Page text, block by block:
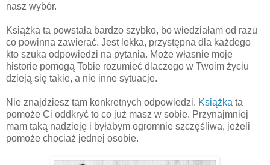
nasz wybór.
Książka ta powstała bardzo szybko, bo wiedziałam od razu
co powinna zawierać. Jest lekka, przystępna dla każdego
kto szuka odpowiedzi na pytania. Może własnie moje
historie pomogą Tobie rozumieć dlaczego w Twoim życiu
dzieją się takie, a nie inne sytuacje.
Nie znajdziesz tam konkretnych odpowiedzi. Książka ta
pomoże Ci oddkryć to co już masz w sobie. Przynajmniej
mam taką nadzieję i byłabym ogromnie szczęśliwa, jeżeli
pomoże chociaż jednej osobie.